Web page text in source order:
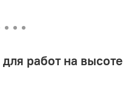
работ на высоте